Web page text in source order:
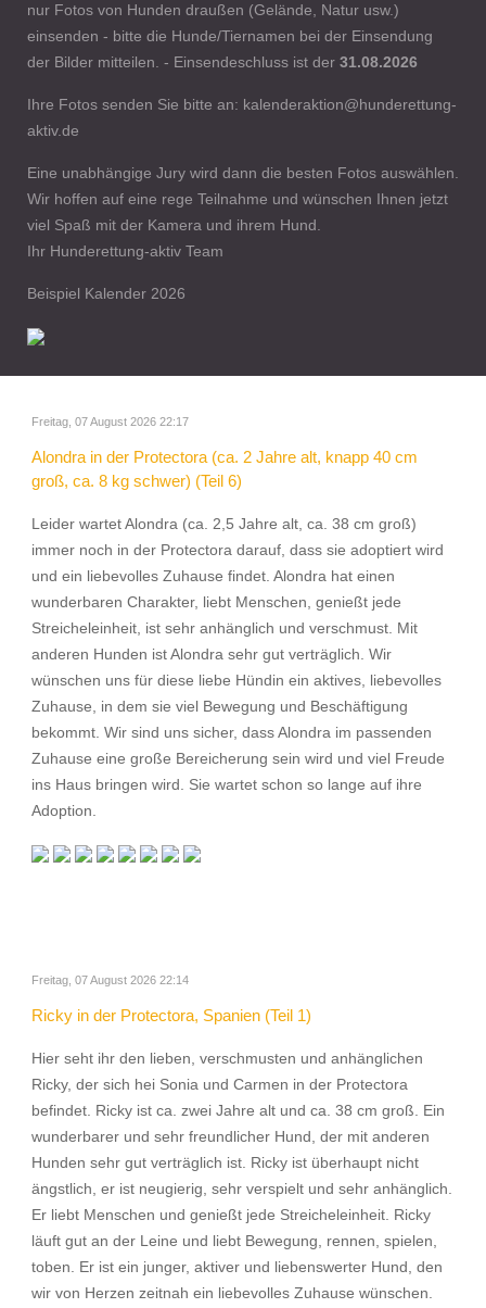
nur Fotos von Hunden draußen (Gelände, Natur usw.)
einsenden - bitte die Hunde/Tiernamen bei der Einsendung
der Bilder mitteilen. - Einsendeschluss ist der 31.08.2026
Ihre Fotos senden Sie bitte an: kalenderaktion@hunderettung-
aktiv.de
Eine unabhängige Jury wird dann die besten Fotos auswählen.
Wir hoffen auf eine rege Teilnahme und wünschen Ihnen jetzt
viel Spaß mit der Kamera und ihrem Hund.
Ihr Hunderettung-aktiv Team
Beispiel Kalender 2026
Freitag, 07 August 2026 22:17
Alondra in der Protectora (ca. 2 Jahre alt, knapp 40 cm
groß, ca. 8 kg schwer) (Teil 6)
Leider wartet Alondra (ca. 2,5 Jahre alt, ca. 38 cm groß)
immer noch in der Protectora darauf, dass sie adoptiert wird
und ein liebevolles Zuhause findet. Alondra hat einen
wunderbaren Charakter, liebt Menschen, genießt jede
Streicheleinheit, ist sehr anhänglich und verschmust. Mit
anderen Hunden ist Alondra sehr gut verträglich. Wir
wünschen uns für diese liebe Hündin ein aktives, liebevolles
Zuhause, in dem sie viel Bewegung und Beschäftigung
bekommt. Wir sind uns sicher, dass Alondra im passenden
Zuhause eine große Bereicherung sein wird und viel Freude
ins Haus bringen wird. Sie wartet schon so lange auf ihre
Adoption.
Freitag, 07 August 2026 22:14
Ricky in der Protectora, Spanien (Teil 1)
Hier seht ihr den lieben, verschmusten und anhänglichen
Ricky, der sich hei Sonia und Carmen in der Protectora
befindet. Ricky ist ca. zwei Jahre alt und ca. 38 cm groß. Ein
wunderbarer und sehr freundlicher Hund, der mit anderen
Hunden sehr gut verträglich ist. Ricky ist überhaupt nicht
ängstlich, er ist neugierig, sehr verspielt und sehr anhänglich.
Er liebt Menschen und genießt jede Streicheleinheit. Ricky
läuft gut an der Leine und liebt Bewegung, rennen, spielen,
toben. Er ist ein junger, aktiver und liebenswerter Hund, den
wir von Herzen zeitnah ein liebevolles Zuhause wünschen.